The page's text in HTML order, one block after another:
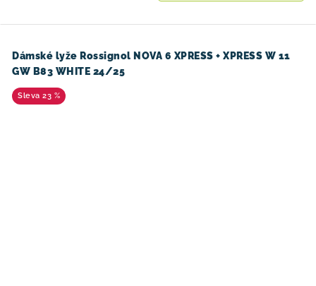
Dámské lyže Rossignol NOVA 6 XPRESS + XPRESS W 11
GW B83 WHITE 24/25
23 %